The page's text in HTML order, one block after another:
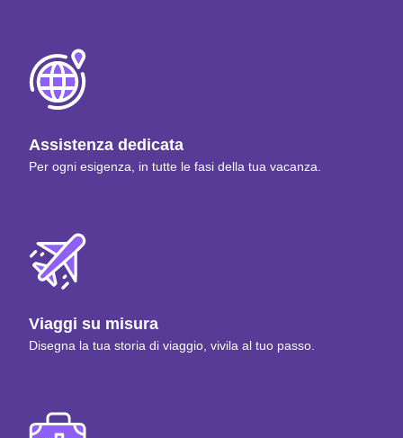
Assistenza dedicata
Per ogni esigenza, in tutte le fasi della tua vacanza.
Viaggi su misura
Disegna la tua storia di viaggio, vivila al tuo passo.